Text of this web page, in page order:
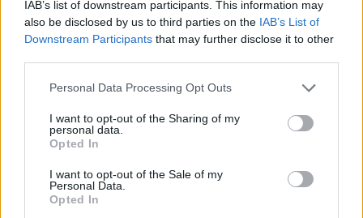
IAB’s list of downstream participants. This information may
also be disclosed by us to third parties on the IAB’s List of
Downstream Participants that may further disclose it to other
Please note that this website/app uses one or more Google
not limited to your visit or usage behaviour. You may click to
grant or deny consent to Google and its third-party tags to
use your data for below specified purposes in below Google
consent section.
Personal Data Processing Opt Outs
I want to opt-out of the Sharing of my
personal data.
Opted In
I want to opt-out of the Sale of my
Personal Data.
Opted In
TESTS. Cik daudz zini par
Latvijas dabu? Atpazīsti
kokus, augus un putnus
attēlos!